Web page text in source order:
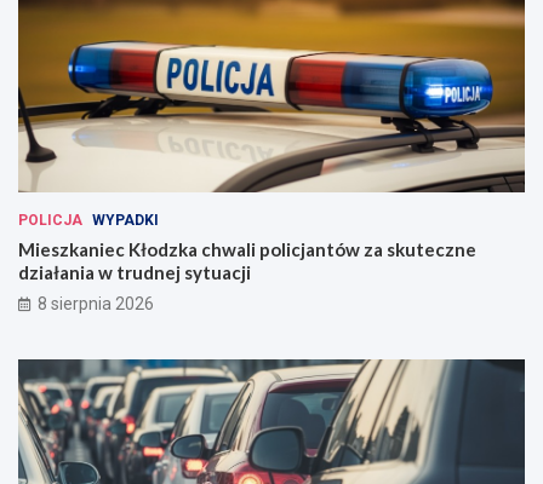
POLICJA WYPADKI
Mieszkaniec Kłodzka chwali policjantów za skuteczne
działania w trudnej sytuacji
8 sierpnia 2026